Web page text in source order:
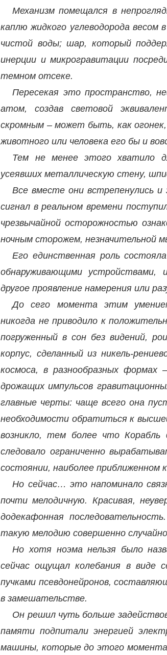
Механизм помещался в
каплю жидкого углеводорода весом
чистой воды; шар, который
инерции и микрогравитации
темном отсеке.
Пересекая это пространство,
атом, создав световой
скромным – может быть, как огонек,
животного или человека его бы и
Тем не менее этого хватило
усеявших металлическую стену,
Все вместе они встрепенулись
сигнал в реальном времени
чрезвычайной осторожностью
ночным сторожем, незначительной
Его единственная роль
обнаруживающими устройствами,
другое проявление намерения или
До сего момента этим
никогда не приводило к
погруженный в сон без видений,
корпус, сделанный из никель-
космоса, в разнообразных
дрожащих импульсов
главные черты: чаще всего она
необходимости обратиться к
возникло, тем более что Корабль
следовало ограниченно
состоянии, наиболее приближенном
Но сейчас… это напоминало
почти мелодичную. Красивая,
додекафонная
такую мелодию совершенно
Но хотя ноэма нельзя было
сейчас ощущал колебания в виде
пучками псевдонейронов,
в замешательстве.
Он решил чуть больше
памяти подпитали энергией
машины, которые до этого момента